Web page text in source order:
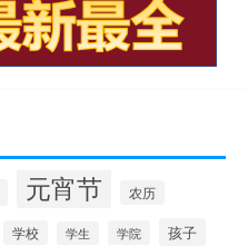
元宵节 农历
学校 学生 学院 孩子